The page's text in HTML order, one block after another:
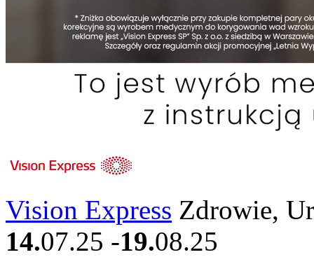
Vision Express Zdrowie,
14.07.25 -19.08.25